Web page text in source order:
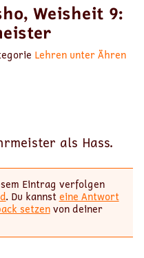
Weisheit 9:
Lehren unter Ähren
als Hass.
Eintrag verfolgen
. Du kannsteine Antwort
setzenvon deiner